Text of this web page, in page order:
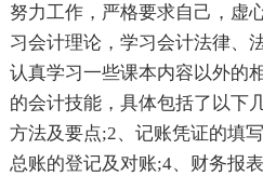
努力工作，严格要求自己，虚
习会计理论，学习会计法律、
认真学习一些课本内容以外的
的会计技能，具体包括了以下
方法及要点;2、记账凭证的填
总账的登记及对账;4、财务报